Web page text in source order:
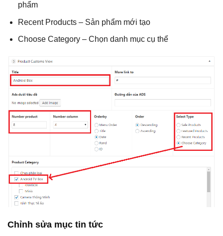
phẩm
Recent Products – Sản phẩm mới tạo
Choose Category – Chọn danh mục cụ thể
Chỉnh sửa mục tin tức